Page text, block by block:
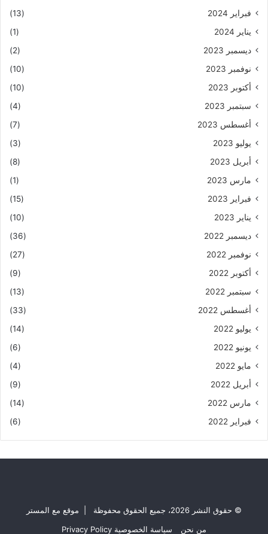
فبراير 2024
(13)
يناير 2024
(1)
ديسمبر 2023
(2)
نوفمبر 2023
(10)
أكتوبر 2023
(10)
سبتمبر 2023
(4)
أغسطس 2023
(7)
يوليو 2023
(3)
أبريل 2023
(8)
مارس 2023
(1)
فبراير 2023
(15)
يناير 2023
(10)
ديسمبر 2022
(36)
نوفمبر 2022
(27)
أكتوبر 2022
(9)
سبتمبر 2022
(13)
أغسطس 2022
(33)
يوليو 2022
(14)
يونيو 2022
(6)
مايو 2022
(4)
أبريل 2022
(9)
مارس 2022
(14)
فبراير 2022
(6)
© حقوق النشر 2026، جميع الحقوق محفوظة | موقع مع المستر
من نحن
سياسة الخصوصية Privacy Policy